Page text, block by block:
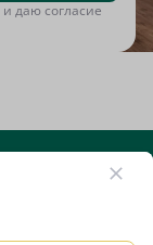
и даю согласие